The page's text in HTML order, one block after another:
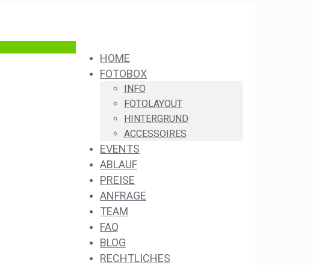
HOME
FOTOBOX
INFO
FOTOLAYOUT
HINTERGRUND
ACCESSOIRES
EVENTS
ABLAUF
PREISE
ANFRAGE
TEAM
FAQ
BLOG
RECHTLICHES